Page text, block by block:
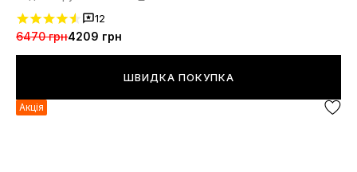
12
6470 грн4209 грн
ШВИДКА ПОКУПКА
Акція